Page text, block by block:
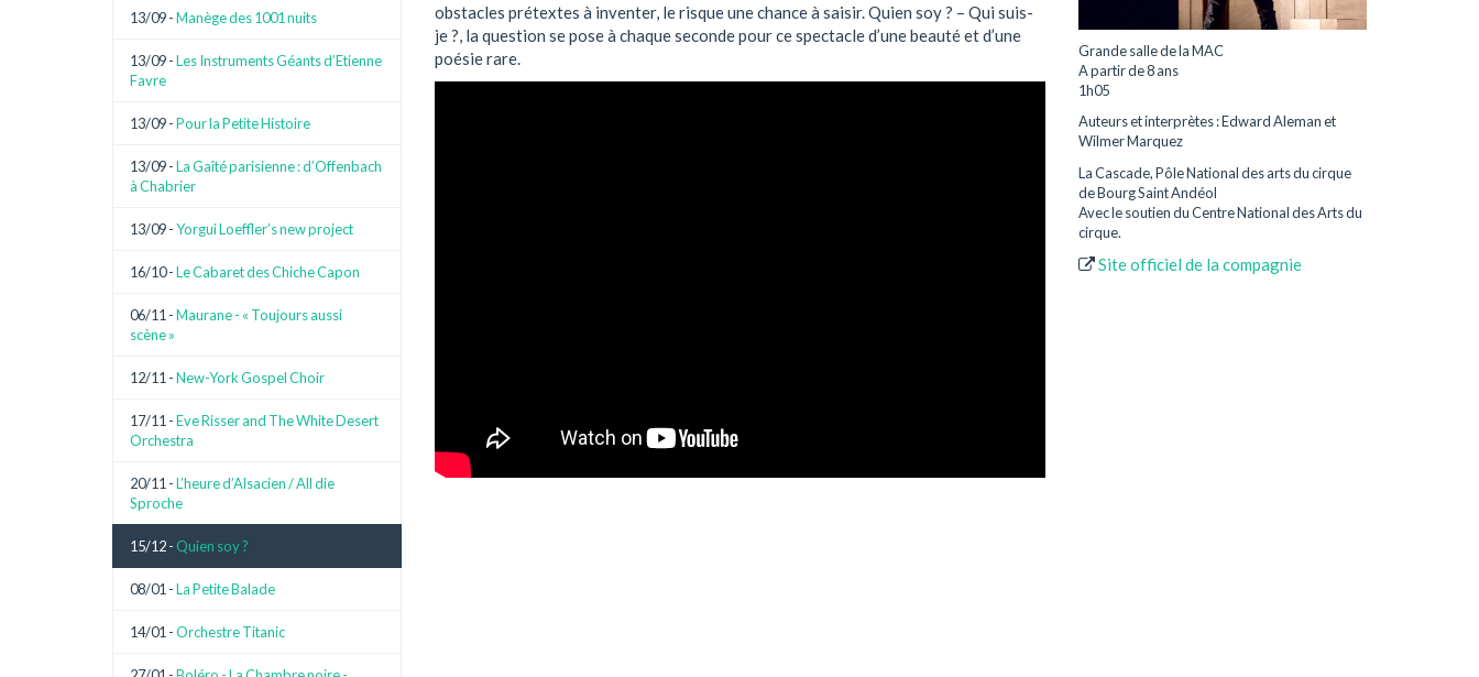
obstacles prétextes à inventer, le risque une chance à saisir. Quien soy ? – Qui suis-
je ?, la question se pose à chaque seconde pour ce spectacle d’une beauté et d’une
poésie rare.
Grande salle de la MAC
A partir de 8 ans
1h05
Auteurs et interprètes : Edward Aleman et
Wilmer Marquez
La Cascade, Pôle National des arts du cirque
de Bourg Saint Andéol
Avec le soutien du Centre National des Arts du
cirque.
Site officiel de la compagnie
13/09 -Manège des 1001 nuits
13/09 -Les Instruments Géants d’Etienne
Favre
13/09 -Pour la Petite Histoire
13/09 -La Gaîté parisienne : d’Offenbach
à Chabrier
13/09 -Yorgui Loeffler’s new project
16/10 -Le Cabaret des Chiche Capon
06/11 -Maurane - « Toujours aussi
scène »
12/11 -New-York Gospel Choir
17/11 -Eve Risser and The White Desert
Orchestra
20/11 -L’heure d’Alsacien / All die
Sproche
15/12 - Quien soy ?
08/01 -La Petite Balade
14/01 -Orchestre Titanic